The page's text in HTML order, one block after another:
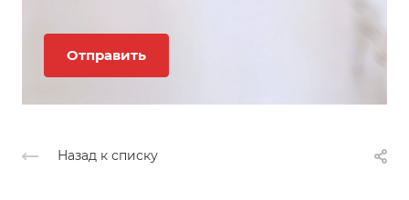
Назад к списку